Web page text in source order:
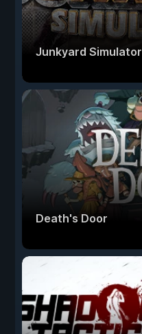
Junkyard Simulator
Death's Door